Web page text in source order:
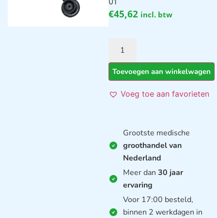
€45,62 incl. btw
Toevoegen aan winkelwagen
Voeg toe aan favorieten
Grootste medische
groothandel van
Nederland
Meer dan 30 jaar
ervaring
Voor 17:00 besteld,
binnen 2 werkdagen in